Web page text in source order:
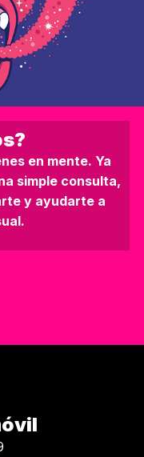
en mente. Ya
simple consulta,
y ayudarte a